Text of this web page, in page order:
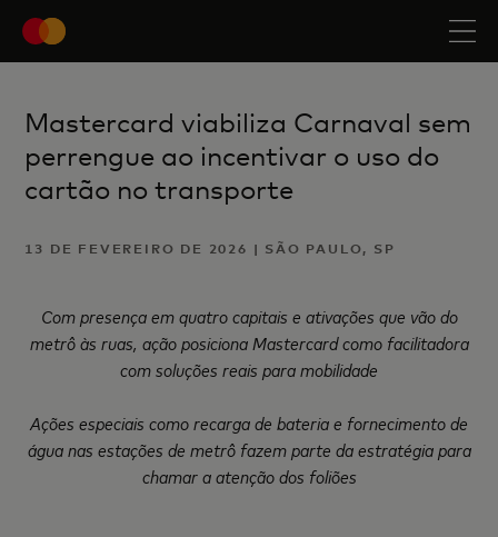
Mastercard viabiliza Carnaval sem
perrengue ao incentivar o uso do
cartão no transporte
13 DE FEVEREIRO DE 2026 | SÃO PAULO, SP
Com presença em quatro capitais e ativações que vão do
metrô às ruas, ação posiciona Mastercard como facilitadora
com soluções reais para mobilidade
Ações especiais como recarga de bateria e fornecimento de
água nas estações de metrô fazem parte da estratégia para
chamar a atenção dos foliões